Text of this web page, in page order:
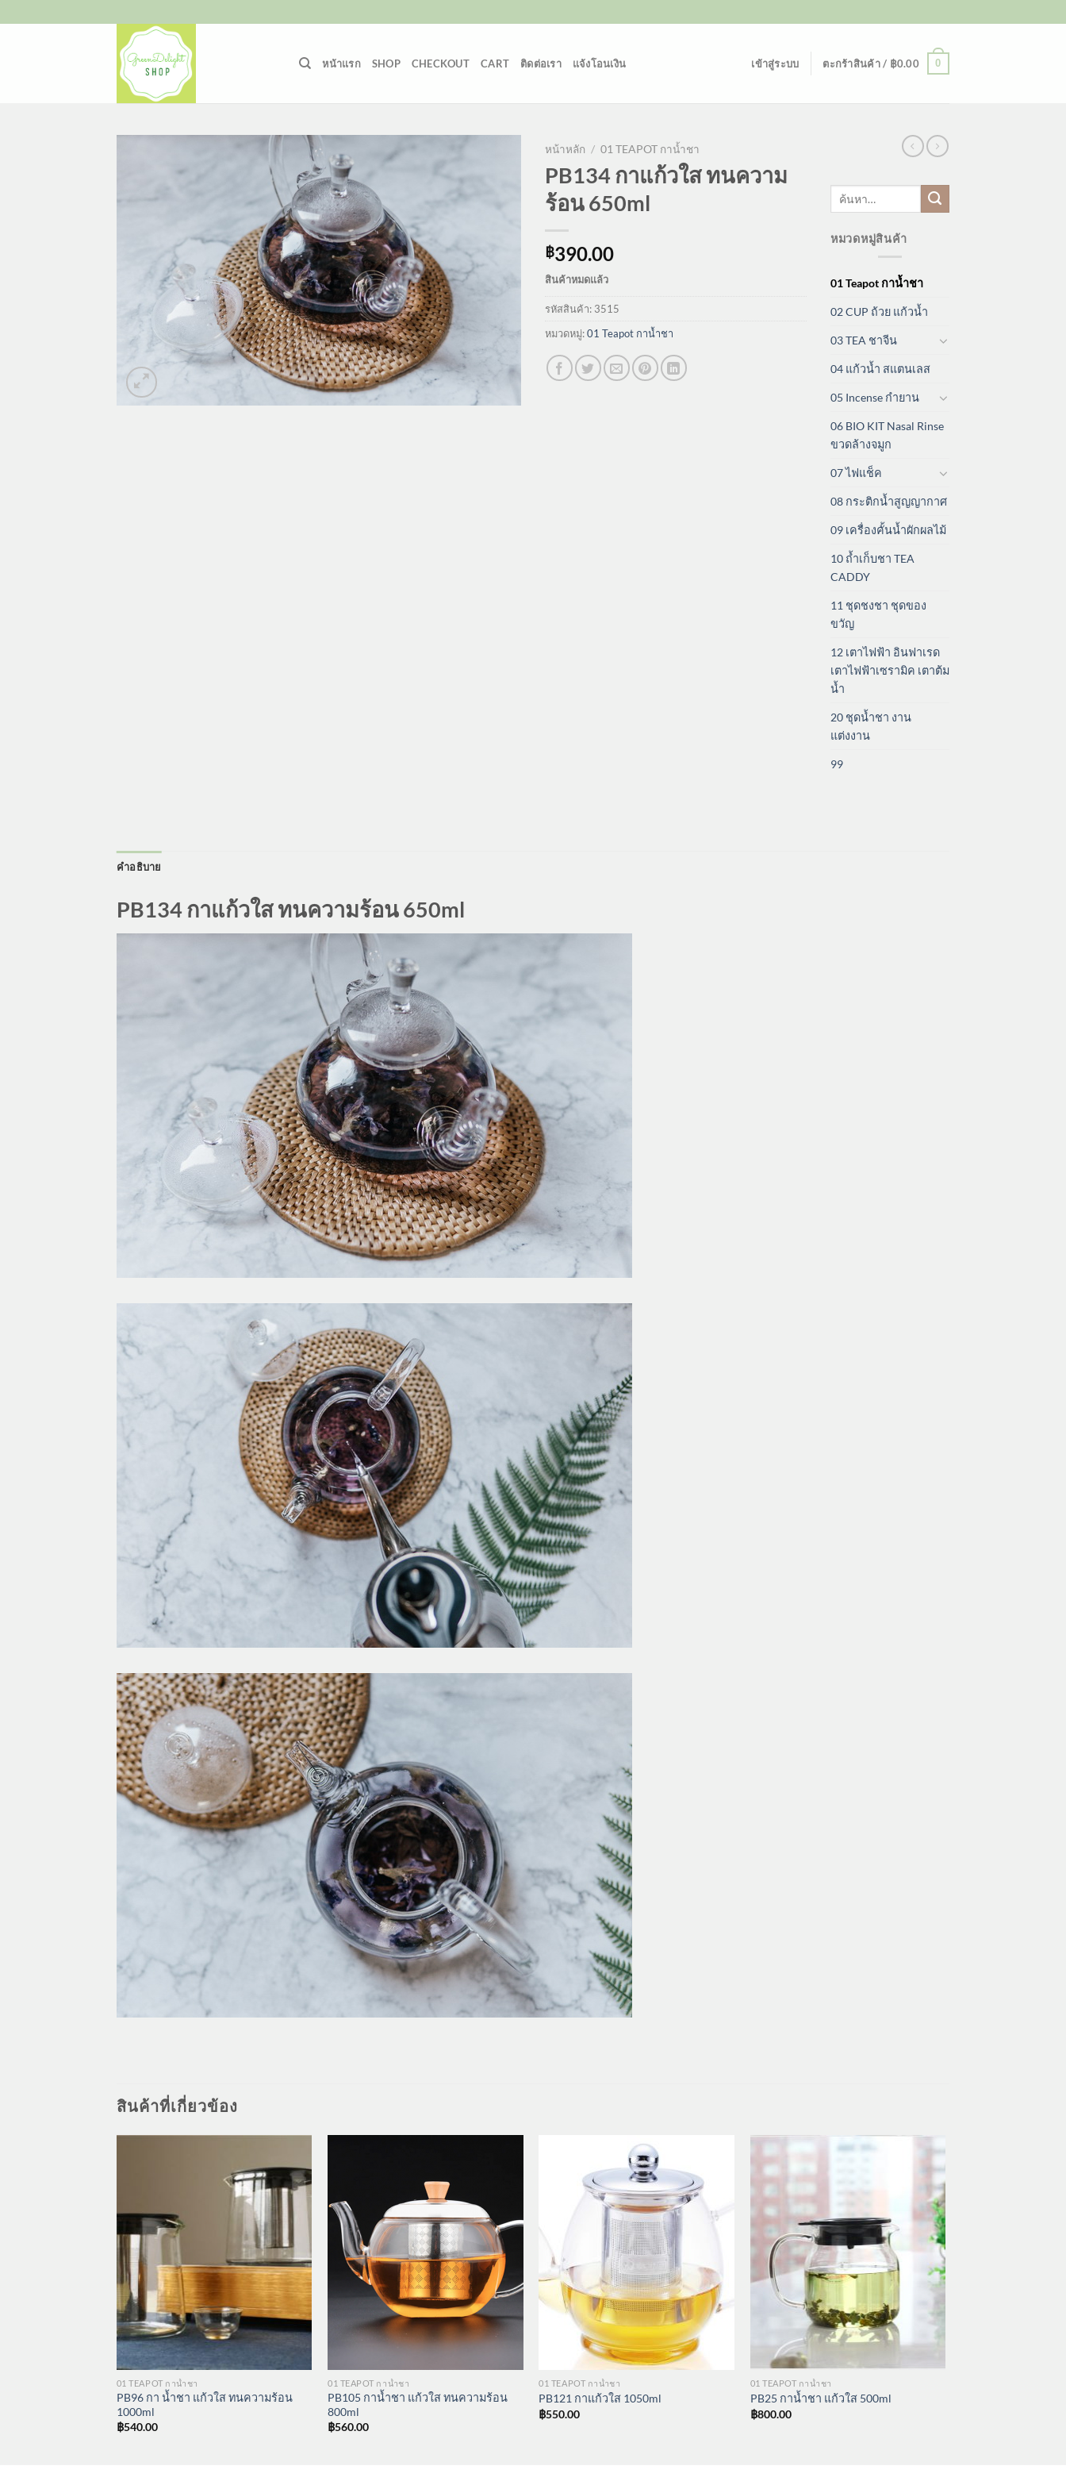
ไป
หน้าแรก SHOP CHECKOUT CART ติดต่อเรา แจ้งโอนเงิน เข้าสู่ระบบ ตะกร้าสินค้า / ฿0.00 0
หน้าหลัก / 01 TEAPOT กาน้ำชา
PB134 กาแก้วใส ทนความ
ร้อน 650ml
฿390.00
สินค้าหมดแล้ว
รหัสสินค้า: 3515
หมวดหมู่:01 Teapot กาน้ำชา
ค้นหา:
หมวดหมู่สินค้า
01 Teapot กาน้ำชา
02 CUP ถ้วย แก้วน้ำ
03 TEA ชาจีน
04 แก้วน้ำ สแตนเลส
05 Incense กำยาน
06 BIO KIT Nasal Rinse
ขวดล้างจมูก
07 ไฟแช็ค
08 กระติกน้ำสูญญากาศ
09 เครื่องคั้นน้ำผักผลไม้
10 ถ้ำเก็บชา TEA
CADDY
11 ชุดชงชา ชุดของ
ขวัญ
12 เตาไฟฟ้า อินฟาเรด
เตาไฟฟ้าเซรามิค เตาต้ม
น้ำ
20 ชุดน้ำชา งาน
แต่งงาน
99
คำอธิบาย
PB134 กาแก้วใส ทนความร้อน 650ml
สินค้าที่เกี่ยวข้อง
01 TEAPOT กาน้ำชา
PB96 กา น้ำชา แก้วใส ทนความร้อน
1000ml
฿540.00
01 TEAPOT กาน้ำชา
PB105 กาน้ำชา แก้วใส ทนความร้อน
800ml
฿560.00
01 TEAPOT กาน้ำชา
PB121 กาแก้วใส 1050ml
฿550.00
01 TEAPOT กาน้ำชา
PB25 กาน้ำชา แก้วใส 500ml
฿800.00